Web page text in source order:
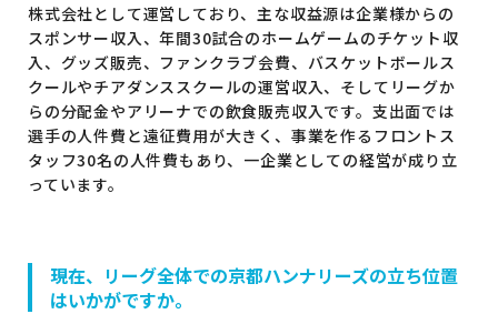
株式会社として運営しており、主な収益源は企業様からの
スポンサー収入、年間30試合のホームゲームのチケット収
入、グッズ販売、ファンクラブ会費、バスケットボールス
クールやチアダンススクールの運営収入、そしてリーグか
らの分配金やアリーナでの飲食販売収入です。支出面では
選手の人件費と遠征費用が大きく、事業を作るフロントス
タッフ30名の人件費もあり、一企業としての経営が成り立
っています。
現在、リーグ全体での京都ハンナリーズの立ち位置
はいかがですか。